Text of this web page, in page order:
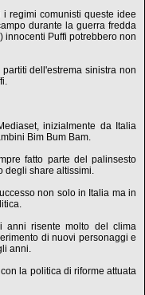
regimi comunisti queste idee
durante la guerra fredda
innocenti Puffi potrebbero non
dell'estrema sinistra non
inizialmente da Italia
Bim Bum Bam.
fatto parte del palinsesto
degli share altissimi.
non solo in Italia ma in
anni risente molto del clima
di nuovi personaggi e
anni.
la politica di riforme attuata